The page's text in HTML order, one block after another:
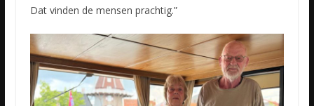
Dat vinden de mensen prachtig.”